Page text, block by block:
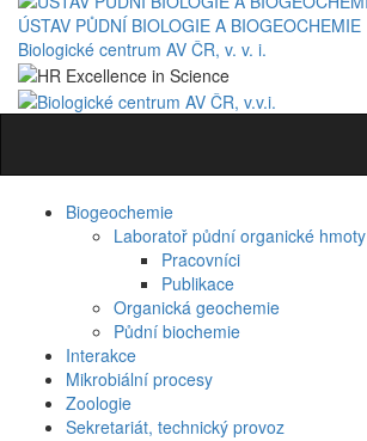
ÚSTAV PŮDNÍ BIOLOGIE A BIOGEOCHEMIE
Biologické centrum AV ČR, v. v. i.
Biogeochemie
Laboratoř půdní organické hmoty
Pracovníci
Publikace
Organická geochemie
Půdní biochemie
Interakce
Mikrobiální procesy
Zoologie
Sekretariát, technický provoz